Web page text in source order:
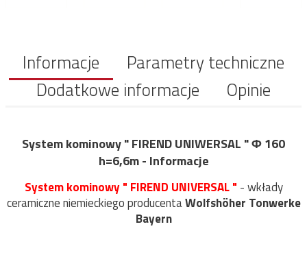
Informacje
Parametry techniczne
Dodatkowe informacje
Opinie
System kominowy " FIREND UNIWERSAL " Φ 160
h=6,6m - Informacje
System kominowy " FIREND UNIVERSAL " - wkłady
ceramiczne niemieckiego producentaWolfshöher Tonwerke
Bayern